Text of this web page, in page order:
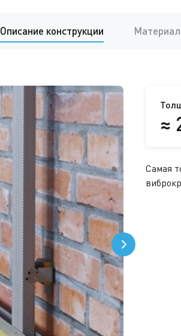
Описание конструкции
≈
Самая